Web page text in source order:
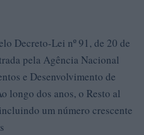
Decreto-Lei nº 91, de 20 de
pela Agência Nacional
e Desenvolvimento de
longo dos anos, o Resto al
um número crescente